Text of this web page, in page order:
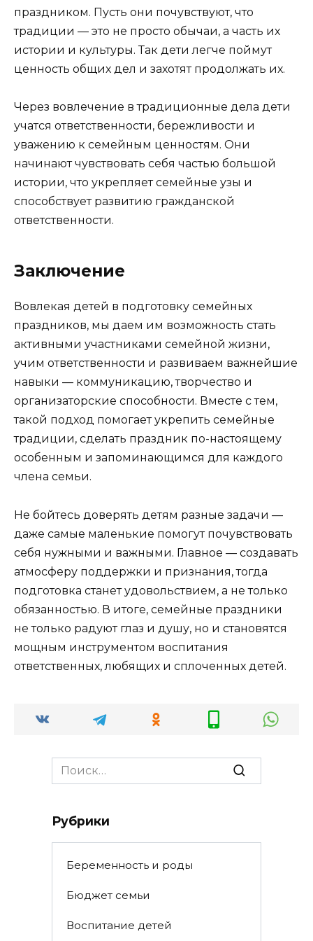
праздником. Пусть они почувствуют, что
традиции — это не просто обычаи, а часть их
истории и культуры. Так дети легче поймут
ценность общих дел и захотят продолжать их.
Через вовлечение в традиционные дела дети
учатся ответственности, бережливости и
уважению к семейным ценностям. Они
начинают чувствовать себя частью большой
истории, что укрепляет семейные узы и
способствует развитию гражданской
ответственности.
Заключение
Вовлекая детей в подготовку семейных
праздников, мы даем им возможность стать
активными участниками семейной жизни,
учим ответственности и развиваем важнейшие
навыки — коммуникацию, творчество и
организаторские способности. Вместе с тем,
такой подход помогает укрепить семейные
традиции, сделать праздник по-настоящему
особенным и запоминающимся для каждого
члена семьи.
Не бойтесь доверять детям разные задачи —
даже самые маленькие помогут почувствовать
себя нужными и важными. Главное — создавать
атмосферу поддержки и признания, тогда
подготовка станет удовольствием, а не только
обязанностью. В итоге, семейные праздники
не только радуют глаз и душу, но и становятся
мощным инструментом воспитания
ответственных, любящих и сплоченных детей.
Search
for:
Рубрики
Беременность и роды
Бюджет семьи
Воспитание детей